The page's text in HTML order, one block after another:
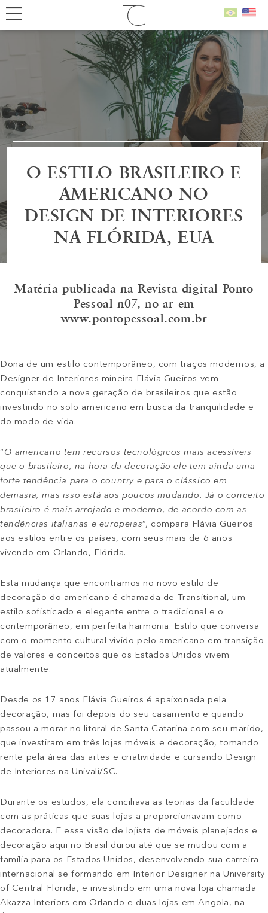
O ESTILO BRASILEIRO E
AMERICANO NO
DESIGN DE INTERIORES
NA FLÓRIDA, EUA
Matéria publicada na Revista digital Ponto
Pessoal n07, no ar em
www.pontopessoal.com.br
Dona de um estilo contemporâneo, com traços modernos, a
Designer de Interiores mineira Flávia Gueiros vem
conquistando a nova geração de brasileiros que estão
investindo no solo americano em busca da tranquilidade e
do modo de vida.
“O americano tem recursos tecnológicos mais acessíveis
que o brasileiro, na hora da decoração ele tem ainda uma
forte tendência para o country e para o clássico em
demasia, mas isso está aos poucos mudando. Já o conceito
brasileiro é mais arrojado e moderno, de acordo com as
tendências italianas e europeias”, compara Flávia Gueiros
aos estilos entre os países, com seus mais de 6 anos
vivendo em Orlando, Flórida.
Esta mudança que encontramos no novo estilo de
decoração do americano é chamada de Transitional, um
estilo sofisticado e elegante entre o tradicional e o
contemporâneo, em perfeita harmonia. Estilo que conversa
com o momento cultural vivido pelo americano em transição
de valores e conceitos que os Estados Unidos vivem
atualmente.
Desde os 17 anos Flávia Gueiros é apaixonada pela
decoração, mas foi depois do seu casamento e quando
passou a morar no litoral de Santa Catarina com seu marido,
que investiram em três lojas móveis e decoração, tomando
rente pela área das artes e criatividade e cursando Design
de Interiores na Univali/SC.
Durante os estudos, ela conciliava as teorias da faculdade
com as práticas que suas lojas a proporcionavam como
decoradora. E essa visão de lojista de móveis planejados e
decoração aqui no Brasil durou até que se mudou com a
família para os Estados Unidos, desenvolvendo sua carreira
internacional se formando em Interior Designer na University
of Central Florida, e investindo em uma nova loja chamada
Akazza Interiors em Orlando e duas lojas em Angola, na